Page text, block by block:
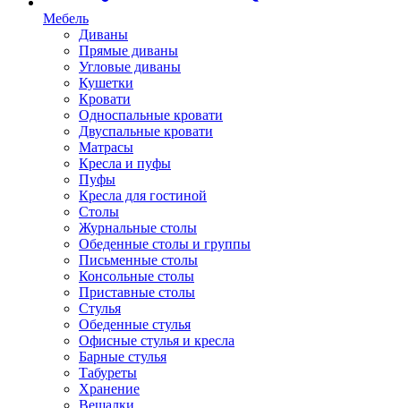
Мебель
Диваны
Прямые диваны
Угловые диваны
Кушетки
Кровати
Односпальные кровати
Двуспальные кровати
Матрасы
Кресла и пуфы
Пуфы
Кресла для гостиной
Столы
Журнальные столы
Обеденные столы и группы
Письменные столы
Консольные столы
Приставные столы
Стулья
Обеденные стулья
Офисные стулья и кресла
Барные стулья
Табуреты
Хранение
Вешалки